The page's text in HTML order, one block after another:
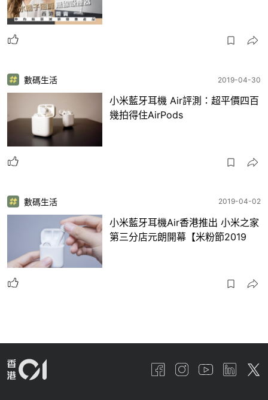
數碼生活 2019-04-30
小米藍牙耳機 Air評測：超平價四百
幾拍得住AirPods
數碼生活 2019-04-02
小米藍牙耳機Air香港推出 小米之家
第三分店元朗開幕【米粉節2019